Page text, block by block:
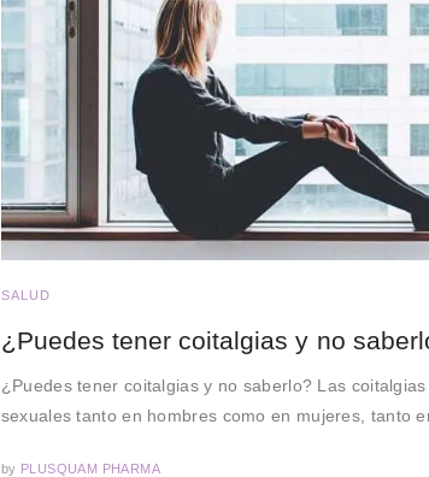
SALUD
¿Puedes tener coitalgias y no
¿Puedes tener coitalgias y no saberlo? Las
sexuales tanto en hombres como en mujeres, tanto
by PLUSQUAM PHARMA